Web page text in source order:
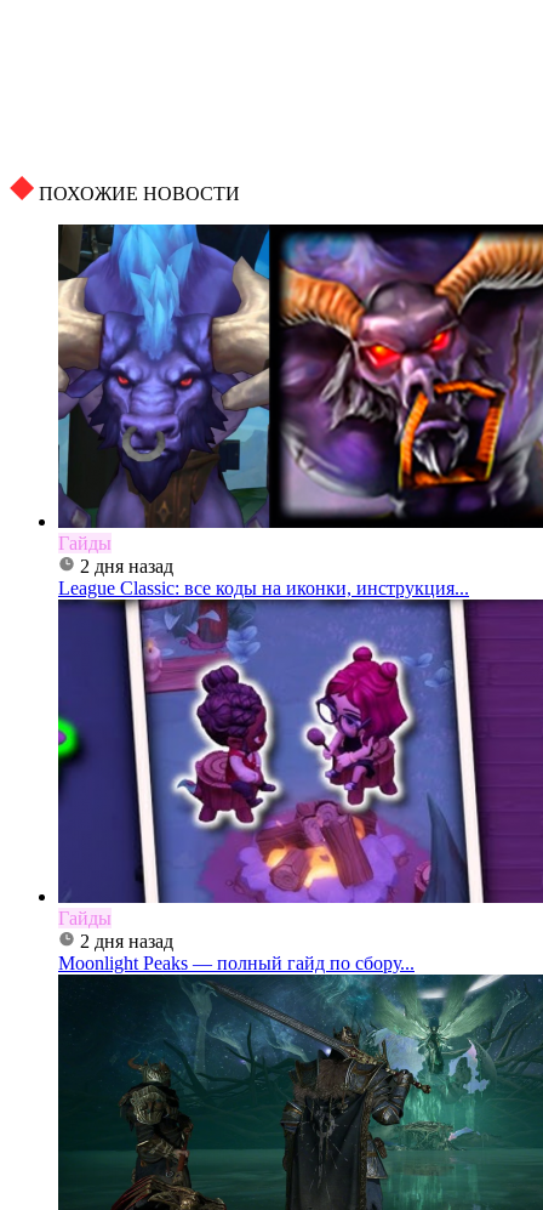
ПОХОЖИЕ НОВОСТИ
Гайды
2 дня назад
League Classic: все коды на иконки, инструкция...
Гайды
2 дня назад
Moonlight Peaks — полный гайд по сбору...